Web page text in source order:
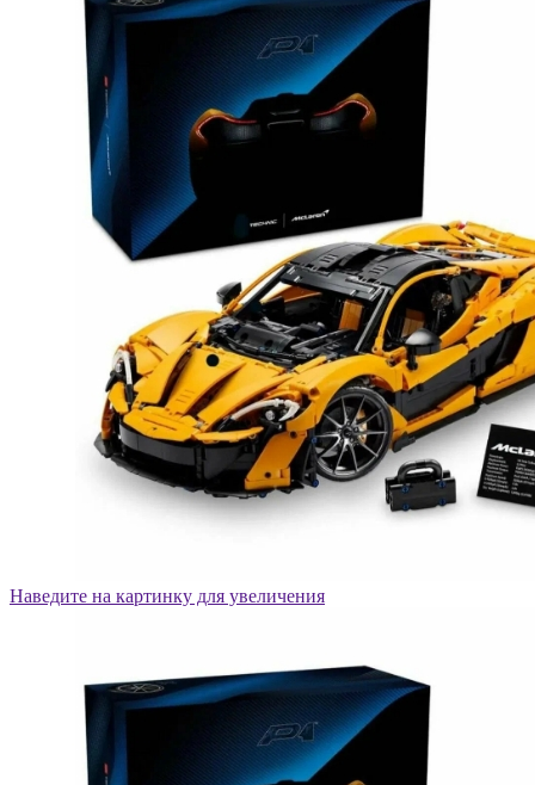
Наведите на картинку для увеличения